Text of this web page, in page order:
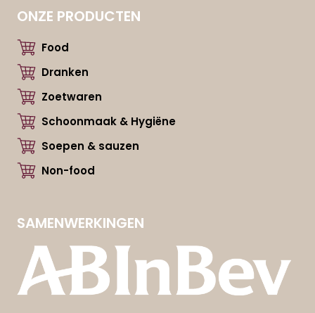
ONZE PRODUCTEN
Food
Dranken
Zoetwaren
Schoonmaak & Hygiëne
Soepen & sauzen
Non-food
SAMENWERKINGEN